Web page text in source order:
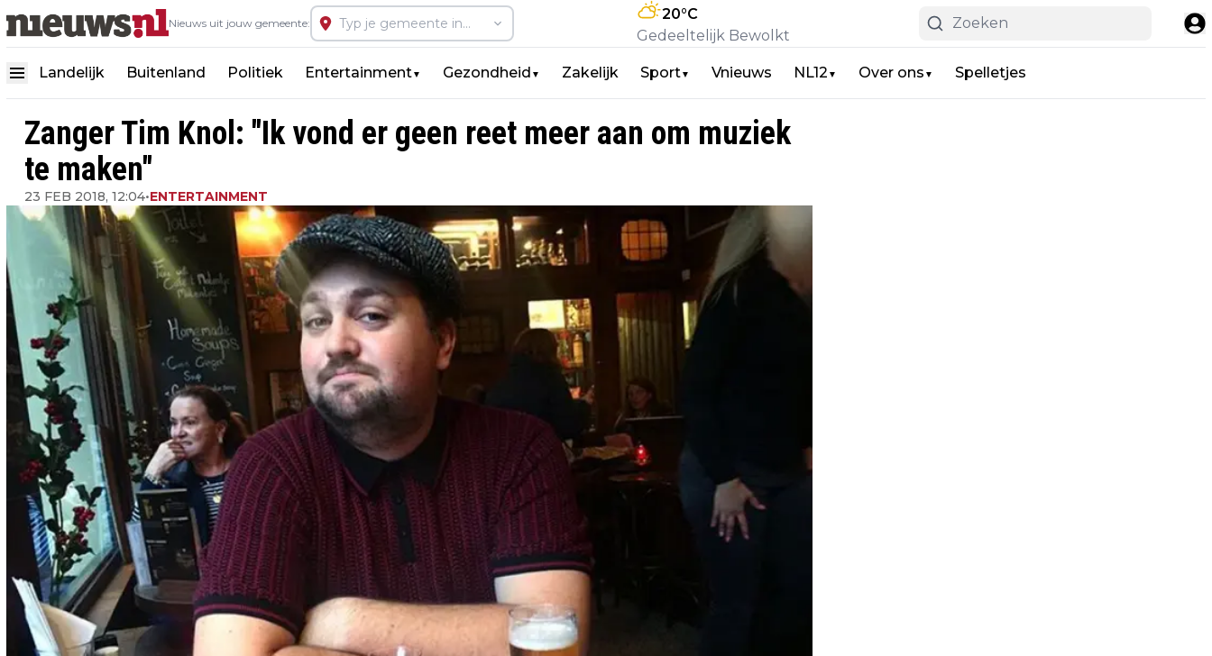
Nieuws uit jouw gemeente:
20°C
Gedeeltelijk Bewolkt
Landelijk Buitenland Politiek Entertainment▼ Gezondheid ▼ Zakelijk Sport▼ Vnieuws NL12 ▼ Over ons ▼ Spelletjes
Zanger Tim Knol: "Ik vond er geen reet meer aan om muziek
te maken"
23 FEB 2018, 12:04•ENTERTAINMENT